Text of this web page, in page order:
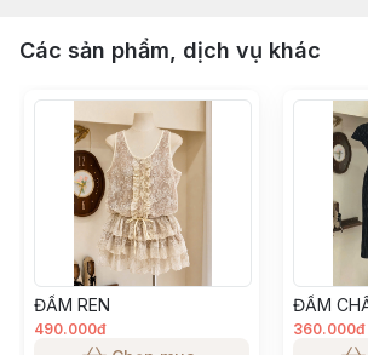
• Tư vấn mang tính chất tham khảo theo
phẩm, khách hàng có thể tham khảo
chọn size phù hợp
• Màu sắc, độ dày mỏng của từng đợt
lệch, theo đúng thông số từ nhà máy sản
• Tất cả các sản phẩm đăng bán đều là
Team sản xuất, màu sắc sản phẩm đảm
với thực tế. Tuy nhiên, có thể sẽ chênh
vào ánh sáng, góc chụp, độ sáng màn
hàng sử dụng
Các sản phẩm, dịch vụ khác
ĐẦM REN
490.000đ
ĐẦM
360.000đ